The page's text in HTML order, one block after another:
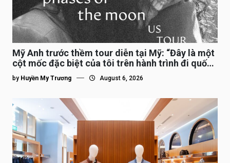
Mỹ Anh trước thềm tour diễn tại Mỹ: “Đây là một
cột mốc đặc biệt của tôi trên hành trình đi quốc
tế”
by Huyền My Trương August 6, 2026